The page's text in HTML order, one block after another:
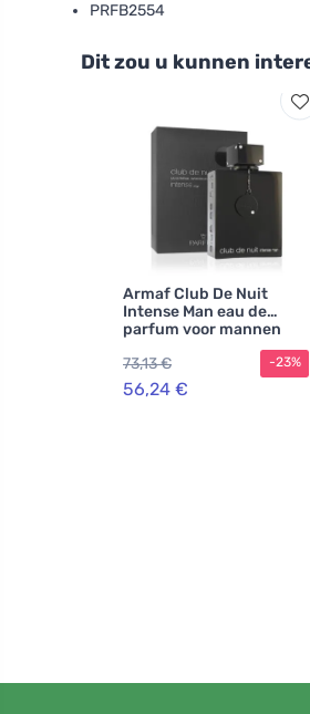
PRFB2554
Dit zou u kunnen
Armaf Club De Nuit
Intense Man eau de
parfum voor mannen
73,13 €
56,24 €
-23%